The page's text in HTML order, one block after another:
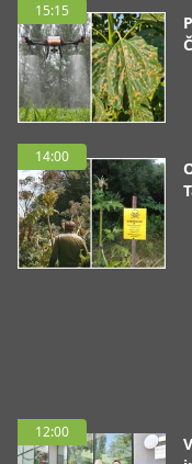
15:15
14:00
12:00